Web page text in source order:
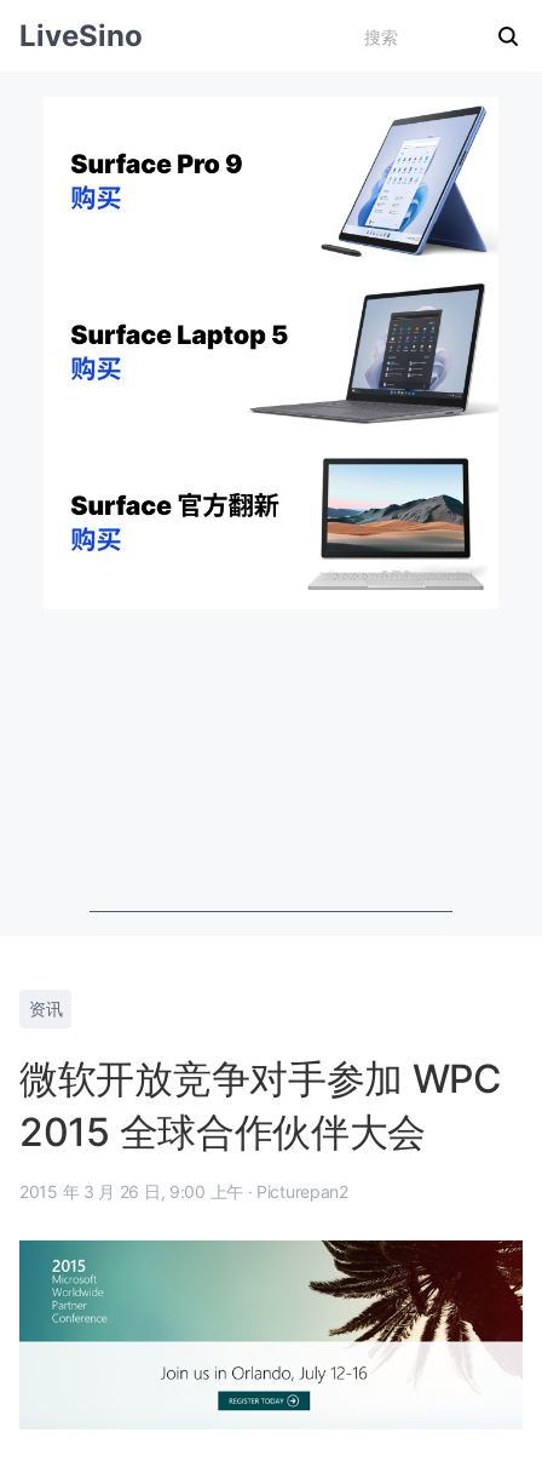
LiveSino
资讯
微软开放竞争对手参加 WPC
2015 全球合作伙伴大会
2015 年 3 月 26 日, 9:00 上午 · Picturepan2